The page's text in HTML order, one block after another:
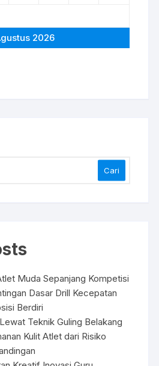
2026
Cari
Muda Sepanjang Kompetisi
Dasar Drill Kecepatan
Berdiri
Teknik Guling Belakang
Kulit Atlet dari Risiko